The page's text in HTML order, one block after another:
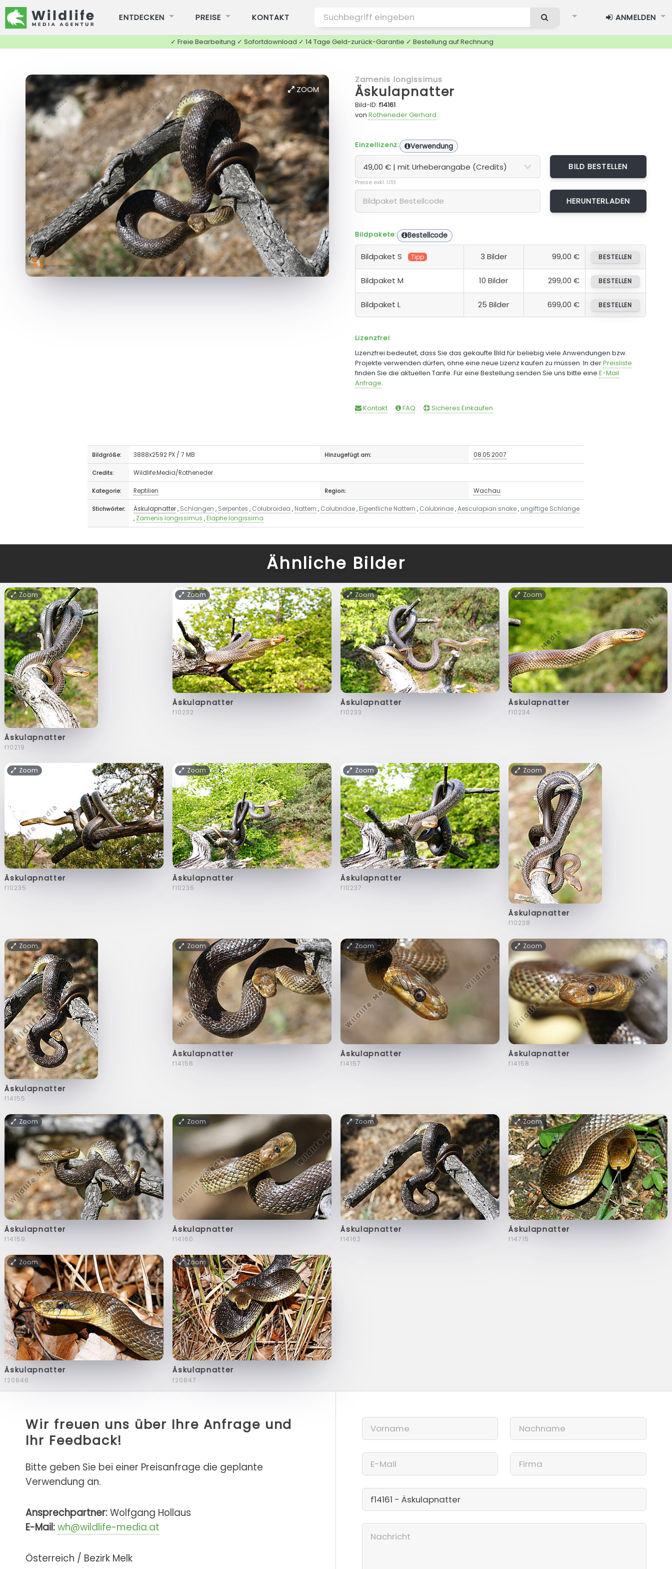
ENTDECKEN PREISE KONTAKT ANMELDEN
✓ Freie Bearbeitung ✓ Sofortdownload ✓ 14 Tage Geld-zurück-Garantie ✓ Bestellung auf Rechnung
ZOOM
Zamenis longissimus
Äskulapnatter
Bild-ID:f14161
von Rotheneder Gerhard
Einzellizenz: Verwendung
BILD BESTELLEN
Preise exkl. USt.
Bildpakete: Bestellcode
Bildpaket S Tipp 3 Bilder 99,00 € BESTELLEN
Bildpaket M 10 Bilder 299,00 € BESTELLEN
Bildpaket L 25 Bilder 699,00 € BESTELLEN
Lizenzfrei
Lizenzfrei bedeutet, dass Sie das gekaufte Bild für beliebig viele Anwendungen bzw.
Projekte verwenden dürfen, ohne eine neue Lizenz kaufen zu müssen. In derPreisliste
finden Sie die aktuellen Tarife. Für eine Bestellung senden Sie uns bitte eine E-Mail
Anfrage.
Kontakt FAQ Sicheres Einkaufen
Bildgröße: 3888x2592 PX / 7 MB Hinzugefügt am: 08.05.2007
Credits: Wildlife.Media/Rotheneder
Kategorie: Reptilien Region: Wachau
Stichwörter: Äskulapnatter, Schlangen , Serpentes , Colubroidea , Nattern , Colubridae, Eigentliche Nattern , Colubrinae,Aesculapian snake, ungiftige Schlange
, Zamenis longissimus ,Elaphe longissima
Ähnliche Bilder
Zoom
Äskulapnatter
f10219
Zoom
Äskulapnatter
f10232
Zoom
Äskulapnatter
f10233
Zoom
Äskulapnatter
f10234
Zoom
Äskulapnatter
f10235
Zoom
Äskulapnatter
f10236
Zoom
Äskulapnatter
f10237
Zoom
Äskulapnatter
f10238
Zoom
Äskulapnatter
f14155
Zoom
Äskulapnatter
f14156
Zoom
Äskulapnatter
f14157
Zoom
Äskulapnatter
f14158
Zoom
Äskulapnatter
f14159
Zoom
Äskulapnatter
f14160
Zoom
Äskulapnatter
f14162
Zoom
Äskulapnatter
f14715
Zoom
Äskulapnatter
f20846
Zoom
Äskulapnatter
f20847
Wir freuen uns über Ihre Anfrage und
Ihr Feedback!
Bitte geben Sie bei einer Preisanfrage die geplante
Verwendung an.
Ansprechpartner:Wolfgang Hollaus
E-Mail:wh@wildlife-media.at
Österreich / Bezirk Melk